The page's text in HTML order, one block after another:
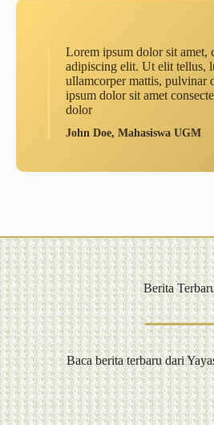
Lorem ipsum dolor sit amet,
adipiscing elit. Ut elit tellus,
ullamcorper mattis, pulvinar
ipsum dolor sit amet
dolor
John Doe, Mahasiswa UGM
Berita
Baca berita terbaru dari